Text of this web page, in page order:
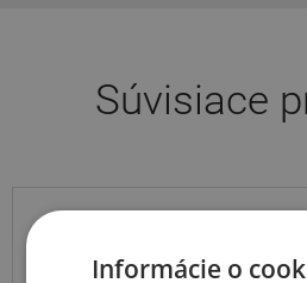
Súvisiace
Servo SUV
Informácie o